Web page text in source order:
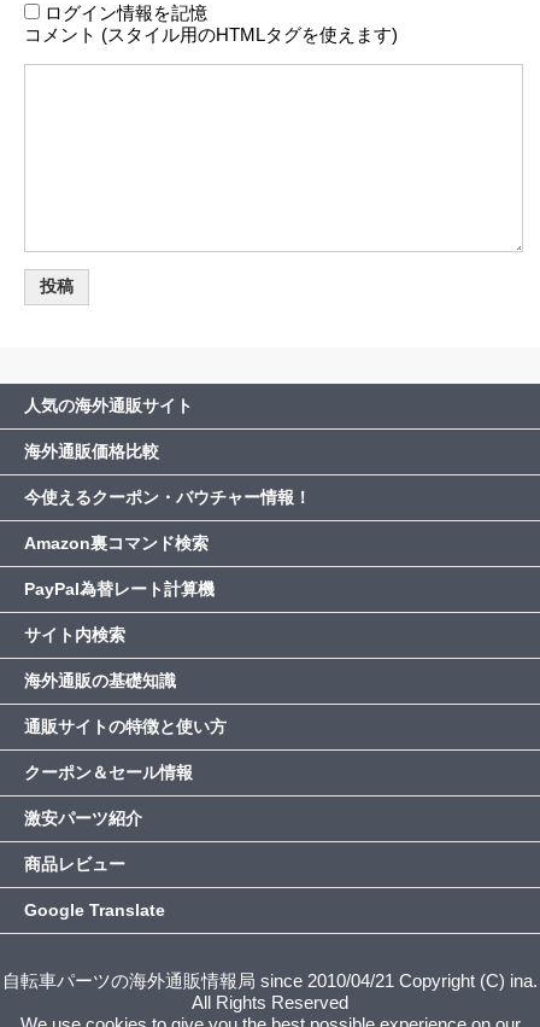
ログイン情報を記憶
コメント (スタイル用のHTMLタグを使えます)
人気の海外通販サイト
海外通販価格比較
今使えるクーポン・バウチャー情報！
Amazon裏コマンド検索
PayPal為替レート計算機
サイト内検索
海外通販の基礎知識
通販サイトの特徴と使い方
クーポン＆セール情報
激安パーツ紹介
商品レビュー
Google Translate
自転車パーツの海外通販情報局 since 2010/04/21 Copyright (C) ina.
All Rights Reserved